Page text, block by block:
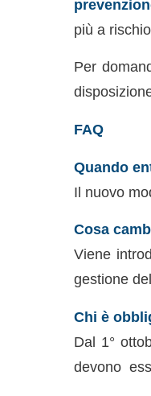
più a
Per
FAQ
Quando
Il nuovo
Cosa
Viene
gestione
Chi è
Dal 1°
devono